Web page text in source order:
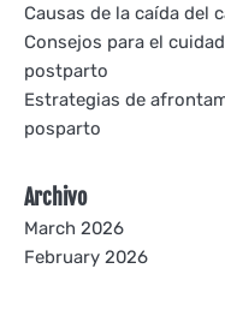
Causas de la caída del
Consejos para el
postparto
Estrategias de
posparto
Archivo
March 2026
February 2026